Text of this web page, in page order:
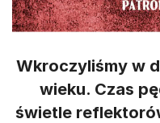
Wkroczyliśmy w
wieku. Czas
świetle